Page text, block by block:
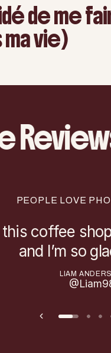
de me
ma vie)
PEOPLE LOVE
coffee
and I’m so
LIAM